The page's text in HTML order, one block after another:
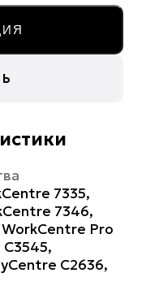
7335,
7346,
Pro
C2636,